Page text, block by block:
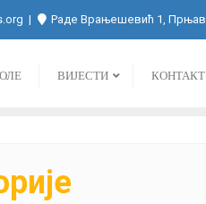
Раде Врањешевић 1,
ВИЈЕСТИ КОНТАКТ